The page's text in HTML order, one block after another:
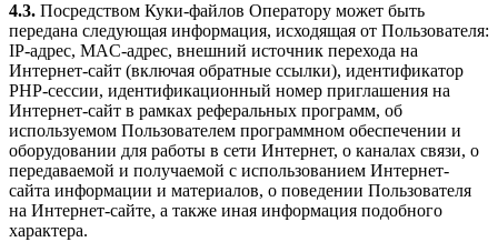
4.3. Посредством Куки-файлов Оператору может быть
передана следующая информация, исходящая от Пользователя:
IP-адрес, MAC-адрес, внешний источник перехода на
Интернет-сайт (включая обратные ссылки), идентификатор
PHP-сессии, идентификационный номер приглашения на
Интернет-сайт в рамках реферальных программ, об
используемом Пользователем программном обеспечении и
оборудовании для работы в сети Интернет, о каналах связи, о
передаваемой и получаемой с использованием Интернет-
сайта информации и материалов, о поведении Пользователя
на Интернет-сайте, а также иная информация подобного
характера.